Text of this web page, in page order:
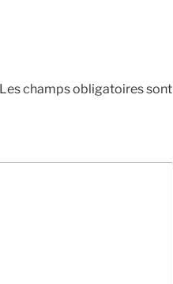
Les champs obligatoires sont